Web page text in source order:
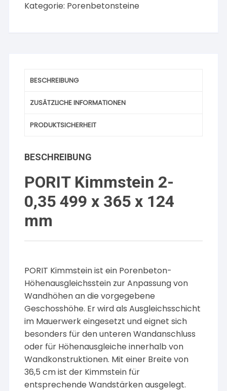
Kategorie: Porenbetonsteine
BESCHREIBUNG
ZUSÄTZLICHE INFORMATIONEN
PRODUKTSICHERHEIT
BESCHREIBUNG
PORIT Kimmstein 2-
0,35 499 x 365 x 124
mm
PORIT Kimmstein ist ein Porenbeton-
Höhenausgleichsstein zur Anpassung von
Wandhöhen an die vorgegebene
Geschosshöhe. Er wird als Ausgleichsschicht
im Mauerwerk eingesetzt und eignet sich
besonders für den unteren Wandanschluss
oder für Höhenausgleiche innerhalb von
Wandkonstruktionen. Mit einer Breite von
36,5 cm ist der Kimmstein für
entsprechende Wandstärken ausgelegt.